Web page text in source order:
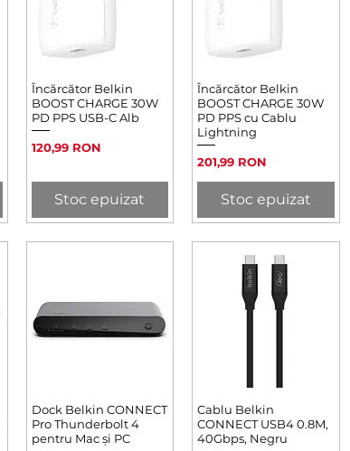
Afișare rapidă
Încărcător Belkin
BOOST CHARGE 30W
PD PPS USB-C Alb
Preț
120,99 RON
Stoc epuizat
Afișare rapidă
Încărcător Belkin
BOOST CHARGE 30W
PD PPS cu Cablu
Lightning
Preț
201,99 RON
Stoc epuizat
Afișare rapidă
Dock Belkin CONNECT
Pro Thunderbolt 4
pentru Mac și PC
Afișare rapidă
Cablu Belkin
CONNECT USB4 0.8M,
40Gbps, Negru